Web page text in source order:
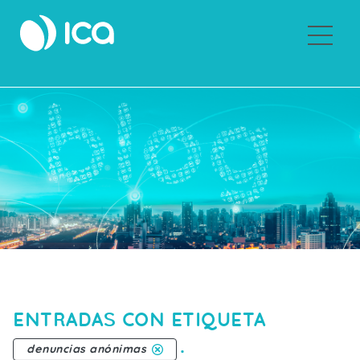
ENTRADAS CON ETIQUETA
denuncias anónimas .